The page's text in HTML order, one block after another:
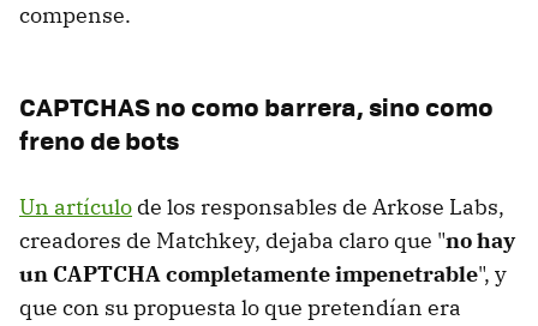
compense.
CAPTCHAS no como barrera, sino como
freno de bots
Un artículo de los responsables de Arkose Labs,
creadores de Matchkey, dejaba claro que "no hay
un CAPTCHA completamente impenetrable", y
que con su propuesta lo que pretendían era